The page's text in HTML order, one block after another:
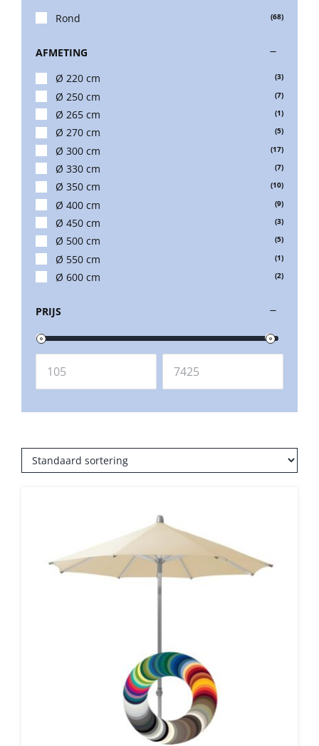
Glatz parasoldoeken
Glatz stofstalen collectie Sampleboeken
Umbrosa en Paraflex parasoldoeken
Onze merken
Rond
(68)
AFMETING
Ø 220 cm
(3)
Ø 250 cm (7)
Ø 265 cm (1)
Ø 270 cm (5)
Ø 300 cm (17)
Ø 330 cm (7)
Ø 350 cm (10)
Ø 400 cm (9)
Ø 450 cm (3)
Ø 500 cm (5)
Ø 550 cm (1)
Ø 600 cm (2)
PRIJS